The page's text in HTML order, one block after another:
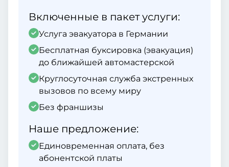
Включенные в пакет услуги:
Услуга эвакуатора в Германии
Бесплатная буксировка (эвакуация)
до ближайшей автомастерской
Круглосуточная служба экстренных
вызовов по всему миру
Без франшизы
Наше предложение:
Единовременная оплата, без
абонентской платы